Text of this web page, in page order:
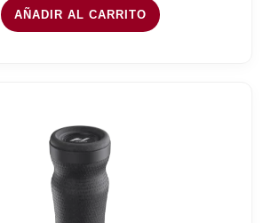
AÑADIR AL CARRITO